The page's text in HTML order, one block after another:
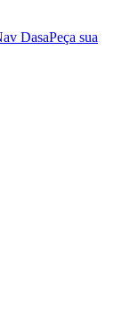
DasaPeça sua